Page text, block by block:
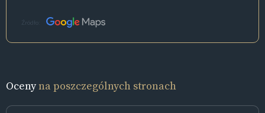
Źródło:
Ocenyna poszczególnych stronach